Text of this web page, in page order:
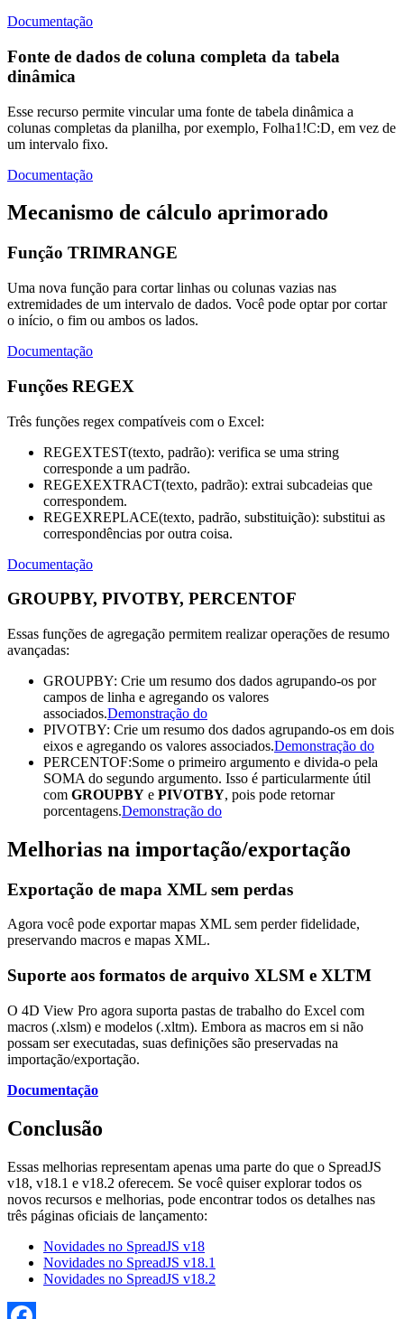
Documentação
Fonte de dados de coluna completa da tabela
dinâmica
Esse recurso permite vincular uma fonte de tabela dinâmica a
colunas completas da planilha, por exemplo, Folha1!C:D, em vez de
um intervalo fixo.
Documentação
Mecanismo de cálculo aprimorado
Função TRIMRANGE
Uma nova função para cortar linhas ou colunas vazias nas
extremidades de um intervalo de dados. Você pode optar por cortar
o início, o fim ou ambos os lados.
Documentação
Funções REGEX
Três funções regex compatíveis com o Excel:
REGEXTEST(texto, padrão): verifica se uma string
corresponde a um padrão.
REGEXEXTRACT(texto, padrão): extrai subcadeias que
correspondem.
REGEXREPLACE(texto, padrão, substituição): substitui as
correspondências por outra coisa.
Documentação
GROUPBY, PIVOTBY, PERCENTOF
Essas funções de agregação permitem realizar operações de resumo
avançadas:
GROUPBY: Crie um resumo dos dados agrupando-os por
campos de linha e agregando os valores
associados.Demonstração do
PIVOTBY: Crie um resumo dos dados agrupando-os em dois
eixos e agregando os valores associados.Demonstração do
PERCENTOF:Some o primeiro argumento e divida-o pela
SOMA do segundo argumento. Isso é particularmente útil
com GROUPBY e PIVOTBY, pois pode retornar
porcentagens.Demonstração do
Melhorias na importação/exportação
Exportação de mapa XML sem perdas
Agora você pode exportar mapas XML sem perder fidelidade,
preservando macros e mapas XML.
Suporte aos formatos de arquivo XLSM e XLTM
O 4D View Pro agora suporta pastas de trabalho do Excel com
macros (.xlsm) e modelos (.xltm). Embora as macros em si não
possam ser executadas, suas definições são preservadas na
importação/exportação.
Documentação
Conclusão
Essas melhorias representam apenas uma parte do que o SpreadJS
v18, v18.1 e v18.2 oferecem. Se você quiser explorar todos os
novos recursos e melhorias, pode encontrar todos os detalhes nas
três páginas oficiais de lançamento:
Novidades no SpreadJS v18
Novidades no SpreadJS v18.1
Novidades no SpreadJS v18.2